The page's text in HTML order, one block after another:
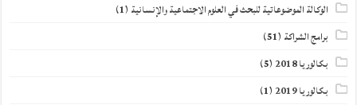
الوكالة الموضوعاتية للبحث في العلوم الاجتماعية والإنسانية (1)
برامج الشراكة (51)
بكالوريا 2018
(5)
بكالوريا 2019
(1)